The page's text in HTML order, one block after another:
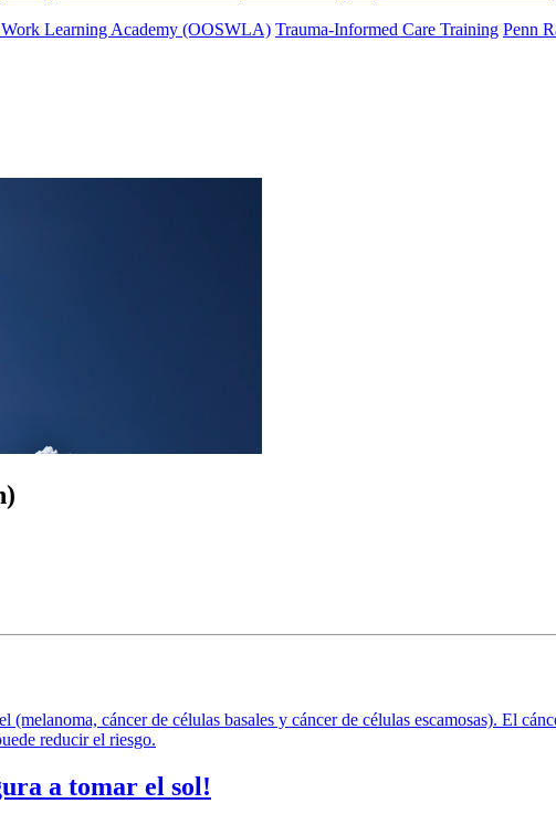
Learning Academy (OOSWLA) Trauma-Informed Care Training Penn
cáncer de células basales y cáncer de células escamosas). El
reducir el riesgo.
a tomar el sol!